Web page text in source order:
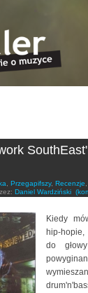
, Przegapifszy, Recenzje,
Daniel Wardziński
Kiedy
hip-
do